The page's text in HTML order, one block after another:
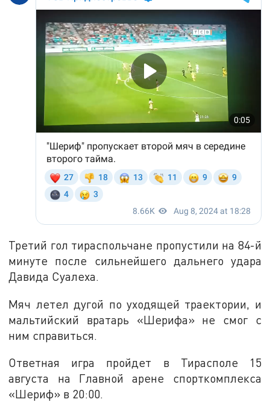
Третий гол тираспольчане пропустили на 84-й
минуте после сильнейшего дальнего удара
Давида Суалеха.
Мяч летел дугой по уходящей траектории, и
мальтийский вратарь «Шерифа» не смог с
ним справиться.
Ответная игра пройдет в Тирасполе 15
августа на Главной арене спорткомплекса
«Шериф» в 20:00.